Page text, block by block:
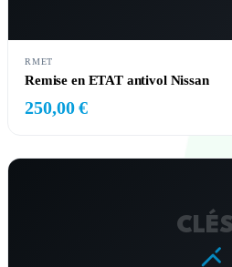
RMET
Remise en ETAT antivol Nissan
250,00 €
CLÉS